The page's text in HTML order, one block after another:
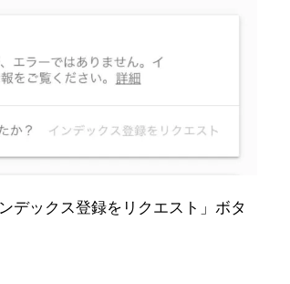
デックス登録をリクエスト」ボタ